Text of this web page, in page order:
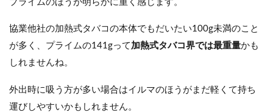
プライムのほうが明らかに重く感じます。
協業他社の加熱式タバコの本体でもだいたい100g未満のこと
が多く、プライムの141gって 加熱式タバコ界では最重量かも
しれませんね。
外出時に吸う方が多い場合はイルマのほうがまだ軽くて持ち
運びしやすいかもしれません。